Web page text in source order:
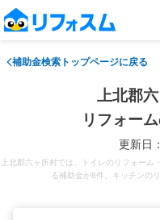
補助金検索トップページに戻る
上北郡
リフォー
更新日
上北郡六ヶ所村では、トイレのリフォー
る補助金が8件、キッチンの